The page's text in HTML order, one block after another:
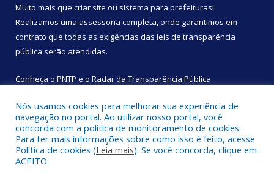
Muito mais que criar site ou sistema para prefeituras!
Realizamos uma assessoria completa, onde garantimos em
contrato que todas as exigências das leis de transparência
pública serão atendidas.
Conheça o PNTP e o Radar da Transparência Pública
Todos os direitos reservados a Câmara Municipal de São
Sebastião da Boa Vista.
Nós usamos cookies para melhorar sua experiência de
navegação no portal. Ao utilizar nosso portal, você
concorda com a política de monitoramento de cookies.
Para ter mais informações sobre como isso é feito, acesse
Política de cookies (Leia mais). Se você concorda, clique em
ACEITO.